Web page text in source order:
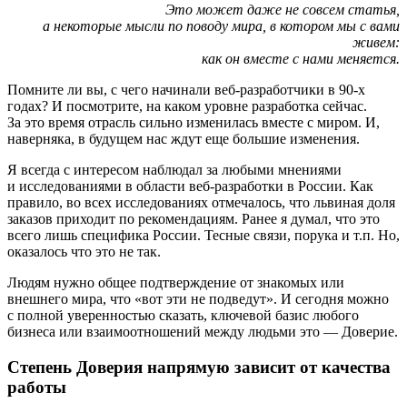
Это может даже не совсем статья,
а некоторые мысли по поводу мира, в котором мы с вами
живем:
как он вместе с нами меняется.
Помните ли вы, с чего начинали веб-разработчики в 90-х
годах? И посмотрите, на каком уровне разработка сейчас.
За это время отрасль сильно изменилась вместе с миром. И,
наверняка, в будущем нас ждут еще большие изменения.
Я всегда с интересом наблюдал за любыми мнениями
и исследованиями в области веб-разработки в России. Как
правило, во всех исследованиях отмечалось, что львиная доля
заказов приходит по рекомендациям. Ранее я думал, что это
всего лишь специфика России. Тесные связи, порука и т.п. Но,
оказалось что это не так.
Людям нужно общее подтверждение от знакомых или
внешнего мира, что «вот эти не подведут». И сегодня можно
с полной уверенностью сказать, ключевой базис любого
бизнеса или взаимоотношений между людьми это — Доверие.
Степень Доверия напрямую зависит от качества
работы